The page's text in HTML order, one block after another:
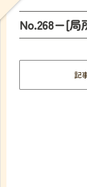
No.268ー[
記